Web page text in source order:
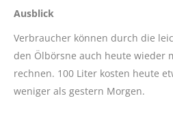
Ausblick
Verbraucher können durch die
den Ölbörsne auch heute wieder
rechnen. 100 Liter kosten heute
weniger als gestern Morgen.